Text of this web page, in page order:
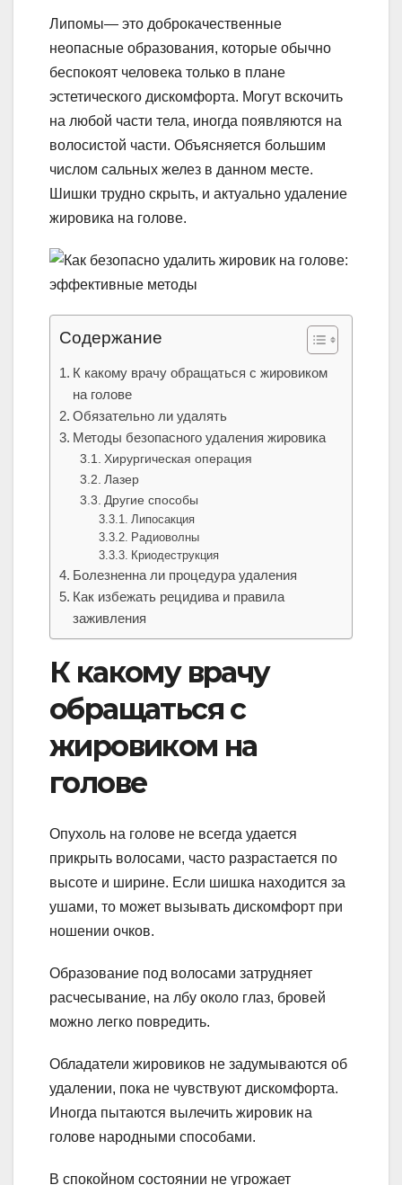
Липомы— это доброкачественные
неопасные образования, которые обычно
беспокоят человека только в плане
эстетического дискомфорта. Могут вскочить
на любой части тела, иногда появляются на
волосистой части. Объясняется большим
числом сальных желез в данном месте.
Шишки трудно скрыть, и актуально удаление
жировика на голове.
Содержание
К какому врачу обращаться с жировиком
на голове
Обязательно ли удалять
Методы безопасного удаления жировика
Хирургическая операция
Лазер
Другие способы
Липосакция
Радиоволны
Криодеструкция
Болезненна ли процедура удаления
Как избежать рецидива и правила
заживления
К какому врачу
обращаться с
жировиком на
голове
Опухоль на голове не всегда удается
прикрыть волосами, часто разрастается по
высоте и ширине. Если шишка находится за
ушами, то может вызывать дискомфорт при
ношении очков.
Образование под волосами затрудняет
расчесывание, на лбу около глаз, бровей
можно легко повредить.
Обладатели жировиков не задумываются об
удалении, пока не чувствуют дискомфорта.
Иногда пытаются вылечить жировик на
голове народными способами.
В спокойном состоянии не угрожает